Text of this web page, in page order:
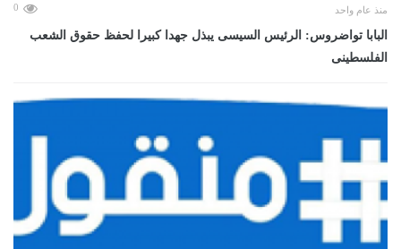
منذ عام واحد 0
البابا تواضروس: الرئيس السيسى يبذل جهدا كبيرا لحفظ حقوق الشعب
الفلسطينى